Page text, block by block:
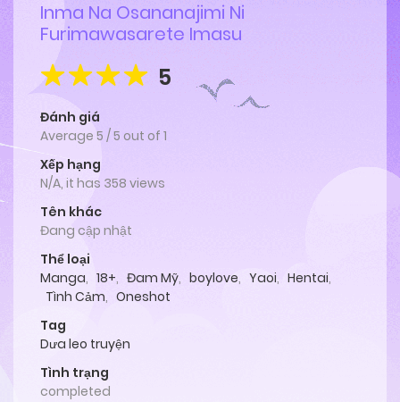
Inma Na Osananajimi Ni
Furimawasarete Imasu
5
Đánh giá
Average 5 /5 out of 1
Xếp hạng
N/A, it has 358 views
Tên khác
Đang cập nhật
Thể loại
Manga, 18+, Đam Mỹ, boylove, Yaoi, Hentai,
Tình Cảm, Oneshot
Tag
Dưa leo truyện
Tình trạng
completed